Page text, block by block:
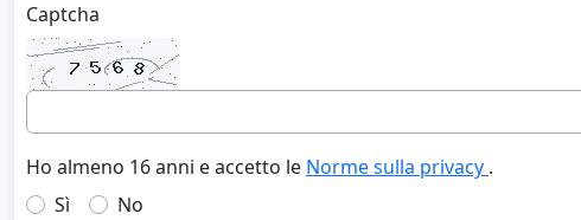
Captcha
Ho almeno 16 anni e accetto le Norme sulla privacy .
Sì
No